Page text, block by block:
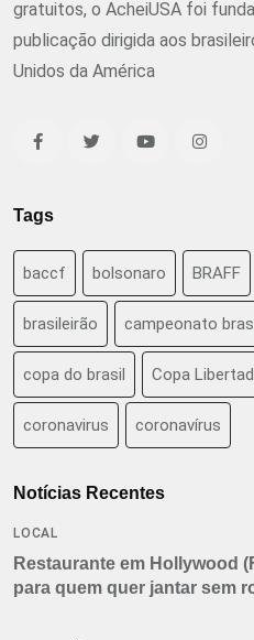
gratuitos, o AcheiUSA foi
publicação dirigida aos
Unidos da América
Tags
baccf bolsonaro BRAFF
brasileirão campeonato
copa do brasil Copa
coronavirus coronavírus
Notícias Recentes
LOCAL
Restaurante em Hollywood
para quem quer jantar sem